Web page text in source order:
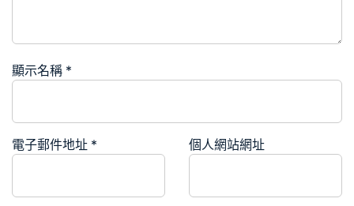
顯示名稱 *
電子郵件地址 * 個人網站網址